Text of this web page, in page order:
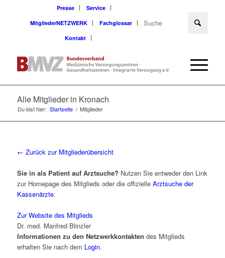
Presse
Service
MitgliederNETZWERK
Fachglossar
Kontakt
Alle Mitglieder in Kronach
Du bist hier: Startseite / Mitglieder
← Zurück zur Mitgliederübersicht
Sie in als Patient auf Arztsuche? Nutzen Sie entweder den Link
zur Homepage des Mitglieds oder die offizielle Arztsuche der
Kassenärzte.
Zur Website des Mitglieds
Dr. med. Manfred Blinzler
Informationen zu den Netzwerkkontakten des Mitglieds
erhalten Sie nach dem Login.